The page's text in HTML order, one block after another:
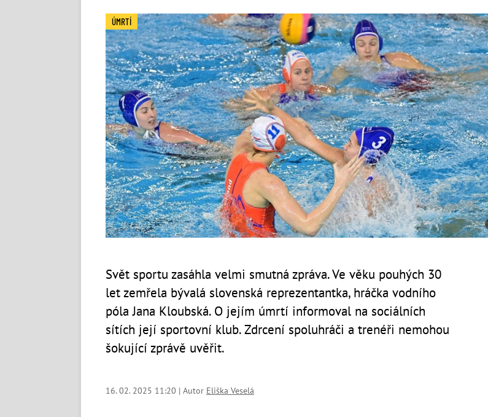
ÚMRTÍ
Svět sportu zasáhla velmi smutná zpráva. Ve věku pouhých 30
let zemřela bývalá slovenská reprezentantka, hráčka vodního
póla Jana Kloubská. O jejím úmrtí informoval na sociálních
sítích její sportovní klub. Zdrcení spoluhráči a trenéři nemohou
šokující zprávě uvěřit.
16. 02. 2025 11:20 | Autor Eliška Veselá